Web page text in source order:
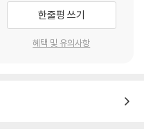
한줄평 쓰기
혜택 및 유의사항